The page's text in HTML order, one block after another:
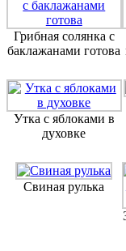
Грибная солянка с
баклажанами готова
Утка с яблоками в
духовке
Свиная рулька